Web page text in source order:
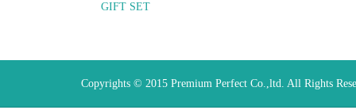
GIFT SET
Copyrights © 2015 Premium Perfect Co.,ltd. All Rights